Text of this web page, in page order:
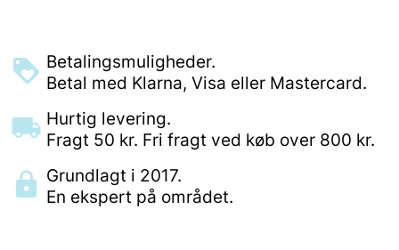
Betalingsmuligheder.
Betal med Klarna, Visa eller Mastercard.
Hurtig levering.
Fragt 50 kr. Fri fragt ved køb over 800 kr.
Grundlagt i 2017.
En ekspert på området.